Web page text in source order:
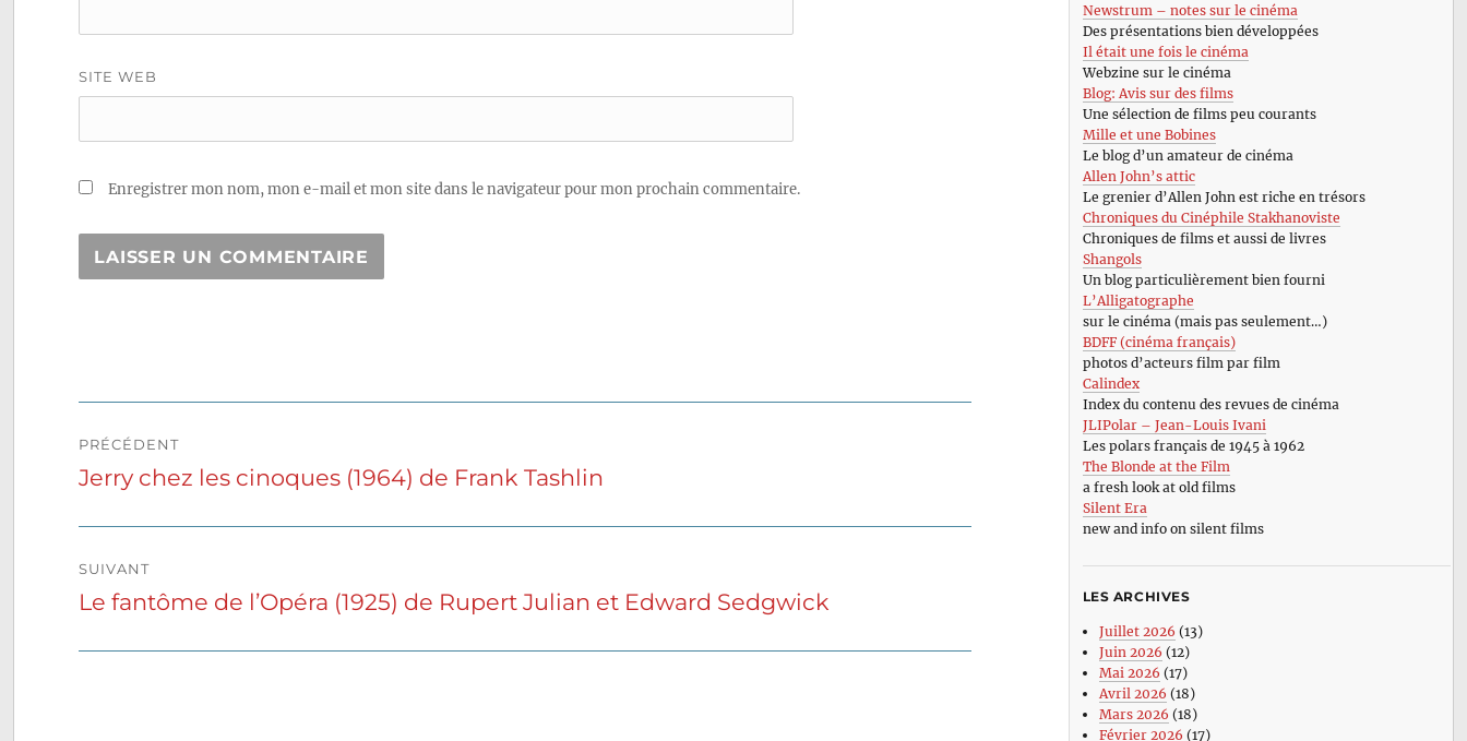
SITE WEB
Enregistrer mon nom, mon e-mail et mon site dans le navigateur pour mon prochain commentaire.
de
PRÉCÉDENT
Publication
Jerry chez les cinoques (1964) de Frank Tashlin
SUIVANT
Publication
Le fantôme de l’Opéra (1925) de Rupert Julian et Edward Sedgwick
Newstrum – notes sur le cinéma
Des présentations bien développées
Il était une fois le cinéma
Webzine sur le cinéma
Blog: Avis sur des films
Une sélection de films peu courants
Mille et une Bobines
Le blog d’un amateur de cinéma
Allen John’s attic
Le grenier d’Allen John est riche en trésors
Chroniques du Cinéphile Stakhanoviste
Chroniques de films et aussi de livres
Shangols
Un blog particulièrement bien fourni
L’Alligatographe
sur le cinéma (mais pas seulement…)
BDFF (cinéma français)
photos d’acteurs film par film
Calindex
Index du contenu des revues de cinéma
JLIPolar – Jean-Louis Ivani
Les polars français de 1945 à 1962
The Blonde at the Film
a fresh look at old films
Silent Era
new and info on silent films
LES ARCHIVES
Juillet 2026 (13)
Juin 2026 (12)
Mai 2026 (17)
Avril 2026 (18)
Mars 2026 (18)
Février 2026 (17)